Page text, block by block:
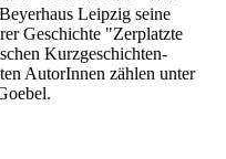
Leipzig seine
Geschichte "Zerplatzte
Kurzgeschichten-
AutorInnen zählen unter